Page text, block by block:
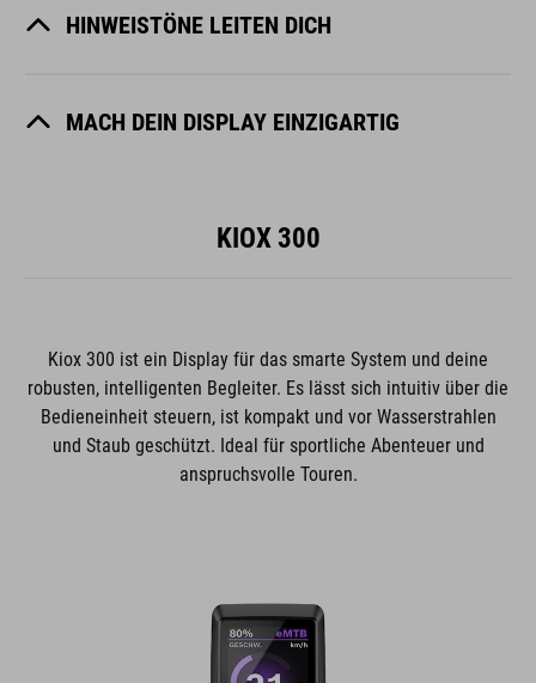
HINWEISTÖNE LEITEN DICH
MACH DEIN DISPLAY EINZIGARTIG
KIOX 300
Kiox 300 ist ein Display für das smarte System und deine
robusten, intelligenten Begleiter. Es lässt sich intuitiv über die
Bedieneinheit steuern, ist kompakt und vor Wasserstrahlen
und Staub geschützt. Ideal für sportliche Abenteuer und
anspruchsvolle Touren.